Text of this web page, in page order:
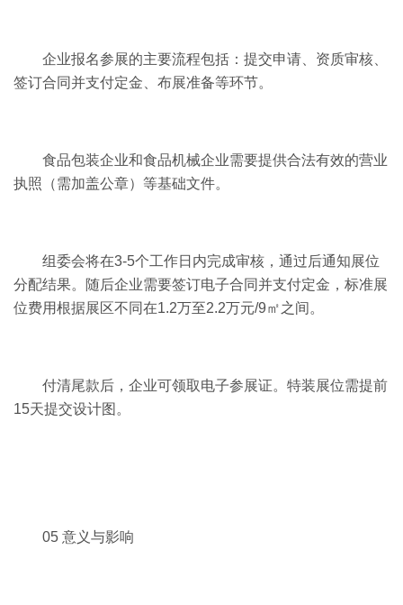
企业报名参展的主要流程包括：提交申请、资质审核、
签订合同并支付定金、布展准备等环节。
食品包装企业和食品机械企业需要提供合法有效的营业
执照（需加盖公章）等基础文件。
组委会将在3-5个工作日内完成审核，通过后通知展位
分配结果。随后企业需要签订电子合同并支付定金，标准展
位费用根据展区不同在1.2万至2.2万元/9㎡之间。
付清尾款后，企业可领取电子参展证。特装展位需提前
15天提交设计图。
05 意义与影响